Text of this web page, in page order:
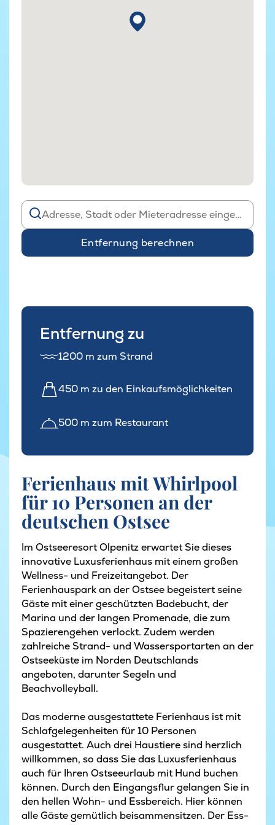
Entfernung berechnen
Entfernung zu
1200 m zum Strand
450 m zu den Einkaufsmöglichkeiten
500 m zum Restaurant
Ferienhaus mit Whirlpool
für 10 Personen an der
deutschen Ostsee
Im Ostseeresort Olpenitz erwartet Sie dieses
innovative Luxusferienhaus mit einem großen
Wellness- und Freizeitangebot. Der
Ferienhauspark an der Ostsee begeistert seine
Gäste mit einer geschützten Badebucht, der
Marina und der langen Promenade, die zum
Spazierengehen verlockt. Zudem werden
zahlreiche Strand- und Wassersportarten an der
Ostseeküste im Norden Deutschlands
angeboten, darunter Segeln und
Beachvolleyball.
Das moderne ausgestattete Ferienhaus ist mit
Schlafgelegenheiten für 10 Personen
ausgestattet. Auch drei Haustiere sind herzlich
willkommen, so dass Sie das Luxusferienhaus
auch für Ihren Ostseeurlaub mit Hund buchen
können. Durch den Eingangsflur gelangen Sie in
den hellen Wohn- und Essbereich. Hier können
alle Gäste gemütlich beisammensitzen. Der Ess-